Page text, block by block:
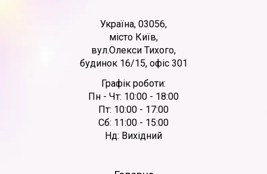
Україна, 03056,
місто Київ,
вул.Олекси Тихого,
будинок 16/15, офіс 301
Графік роботи:
Пн - Чт: 10:00 - 18:00
Пт: 10:00 - 17:00
Сб: 11:00 - 15:00
Нд: Вихідний